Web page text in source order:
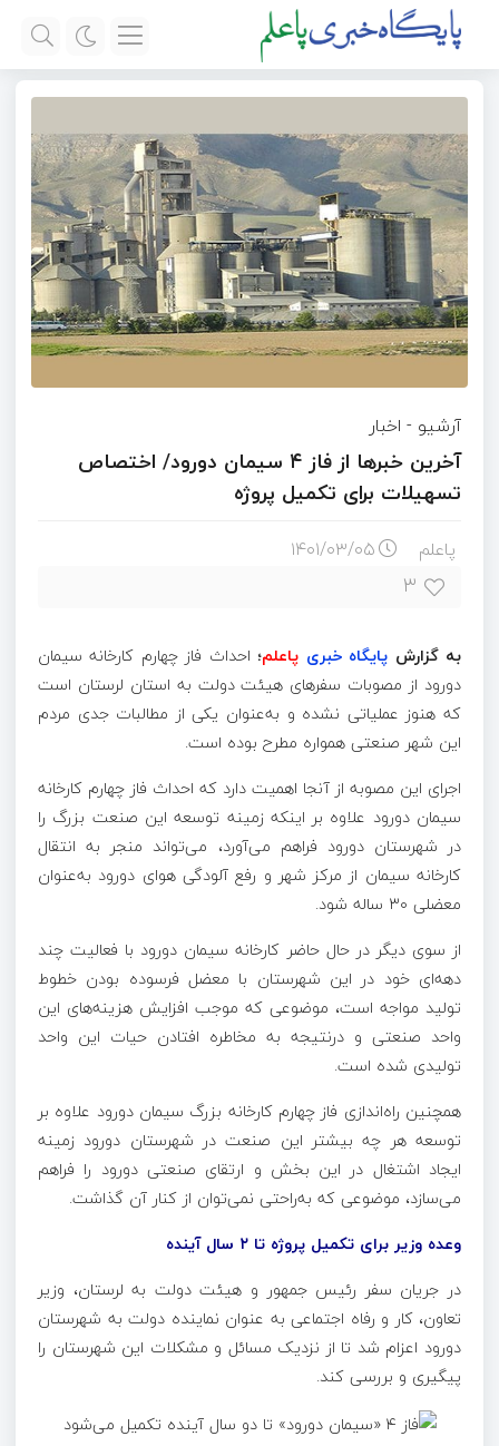
آرشیو - اخبار
آخرین خبرها از فاز ۴ سیمان دورود/ اختصاص
تسهیلات برای تکمیل پروژه
پاعلم ۱۴۰۱/۰۳/۰۵
۳
به گزارش پایگاه خبری پاعلم؛ احداث فاز چهارم کارخانه سیمان
دورود از مصوبات سفرهای هیئت دولت به استان لرستان است
که هنوز عملیاتی نشده و به‌عنوان یکی از مطالبات جدی مردم
این شهر صنعتی همواره مطرح بوده است.
اجرای این مصوبه از آنجا اهمیت دارد که احداث فاز چهارم کارخانه
سیماندورود علاوه بر اینکه زمینه توسعه این صنعت بزرگ را
در شهرستاندورود فراهم می‌آورد، می‌تواند منجر به انتقال
کارخانه سیمان از مرکز شهر و رفع آلودگی هوای دورود به‌عنوان
معضلی ۳۰ ساله شود.
از سوی دیگر در حال حاضر کارخانه سیمان دورود با فعالیت چند
دهه‌ای خود در این شهرستان با معضل فرسوده بودن خطوط
تولید مواجه است، موضوعی که موجب افزایش هزینه‌های این
واحد صنعتی و درنتیجه به مخاطره افتادن حیات این واحد
تولیدی شده است.
همچنین راه‌اندازی فاز چهارم کارخانه بزرگ سیماندورود علاوه بر
توسعه هر چه بیشتر این صنعت در شهرستان دورود زمینه
ایجاد اشتغال در این بخش و ارتقای صنعتیدورود را فراهم
می‌سازد، موضوعی که به‌راحتی نمی‌توان از کنار آن گذاشت.
وعده وزیر برای تکمیل پروژه تا ۲ سال آینده
در جریان سفر رئیس جمهور و هیئت دولت به لرستان، وزیر
تعاون، کار و رفاه اجتماعی به عنوان نماینده دولت به شهرستان
دورود اعزام شد تا از نزدیک مسائل و مشکلات این شهرستان را
پیگیری و بررسی کند.